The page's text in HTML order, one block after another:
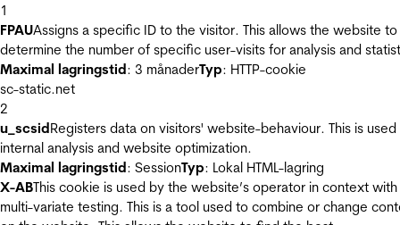
1
FPAUAssigns a specific ID to the visitor. This allows the website to
determine the number of specific user-visits for analysis and
Maximal lagringstid: 3 månaderTyp: HTTP-cookie
sc-static.net
2
u_scsidRegisters data on visitors' website-behaviour. This is
internal analysis and website optimization.
Maximal lagringstid: SessionTyp: Lokal HTML-lagring
X-ABThis cookie is used by the website’s operator in context with
multi-variate testing. This is a tool used to combine or change